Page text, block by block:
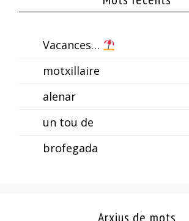
Vacances…
motxillaire
alenar
un tou de
brofegada
Arxius de mots